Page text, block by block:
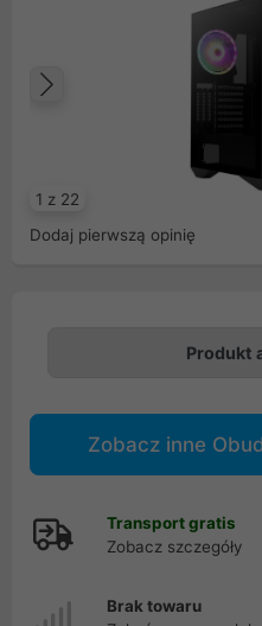
1 z 22
Dodaj pierwszą opinię
Produkt
Zobacz inne
Transport gratis
Zobacz szczegóły
Brak towaru